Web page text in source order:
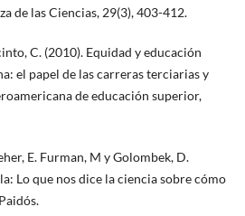
de las Ciencias, 29(3), 403-412.
C. (2010). Equidad y educación
el papel de las carreras terciarias y
de educación superior,
E. Furman, M y Golombek, D.
Lo que nos dice la ciencia sobre cómo